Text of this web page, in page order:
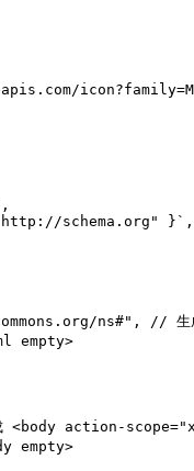
,
schema.org" }` ,
ns#" ,
// 生
empty>
<body action-
empty>